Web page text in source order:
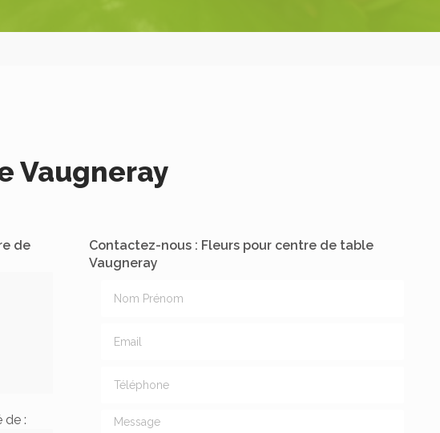
Vaugneray
de
de :
Contactez-nous : Fleurs pour centre de table
Vaugneray
Message